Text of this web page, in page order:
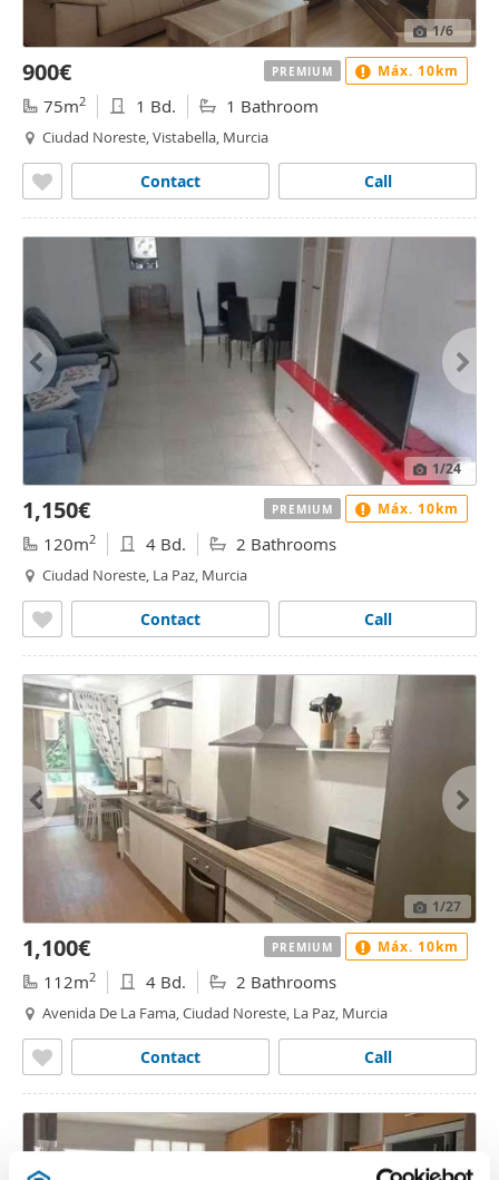
1/6
900€
75m2 1 Bd. 1 Bathroom
Ciudad Noreste, Vistabella, Murcia
Call
Contact
PREMIUM Máx. 10km
1/24
1,150€
120m2 4 Bd. 2 Bathrooms
Ciudad Noreste, La Paz, Murcia
Call
Contact
PREMIUM Máx. 10km
1/27
1,100€
112m2 4 Bd. 2 Bathrooms
Avenida De La Fama, Ciudad Noreste, La Paz, Murcia
Call
Contact
PREMIUM Máx. 10km